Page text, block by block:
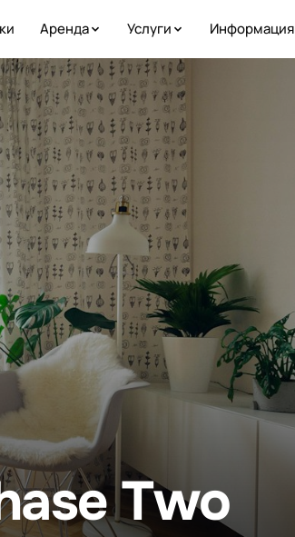
Аренда Услуги Информация
Two